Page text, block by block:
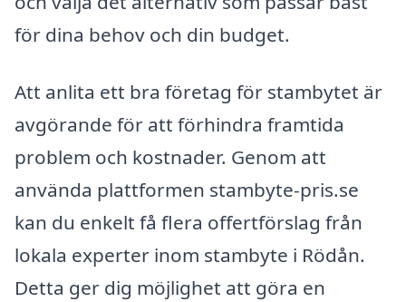
för dina behov och din budget.
Att anlita ett bra företag för stambytet är
avgörande för att förhindra framtida
problem och kostnader. Genom att
använda plattformen stambyte-pris.se
kan du enkelt få flera offertförslag från
lokala experter inom stambyte i Rödån.
Detta ger dig möjlighet att göra en